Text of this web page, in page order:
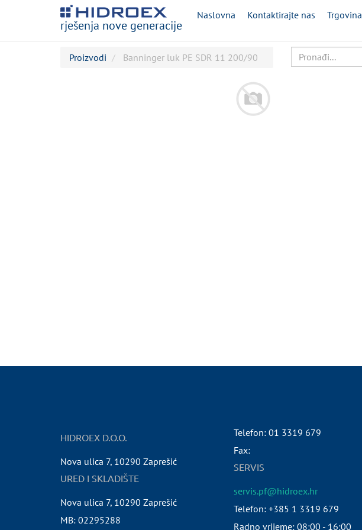
rješenja nove generacije
Naslovna Kontaktirajte nas Trgovina
Proizvodi Banninger luk PE SDR 11 200/90
HIDROEX D.O.O.
Nova ulica 7, 10290 Zaprešić
URED I SKLADIŠTE
Nova ulica 7, 10290 Zaprešić
MB: 02295288
Telefon: 01 3319 679
Fax:
SERVIS
servis.pf@hidroex.hr
Telefon: +385 1 3319 679
Radno vrijeme: 08:00 - 16:00